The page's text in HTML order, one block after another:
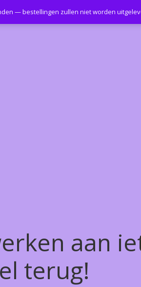
aan
terug!
— bestellingen zullen niet worden